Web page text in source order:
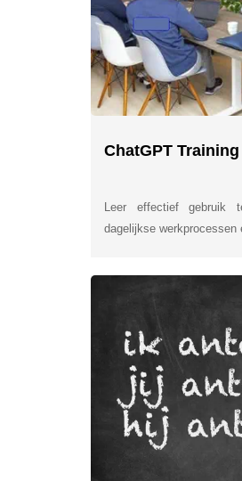
ChatGPT Training
Leer effectief gebruik
dagelijkse werkprocessen